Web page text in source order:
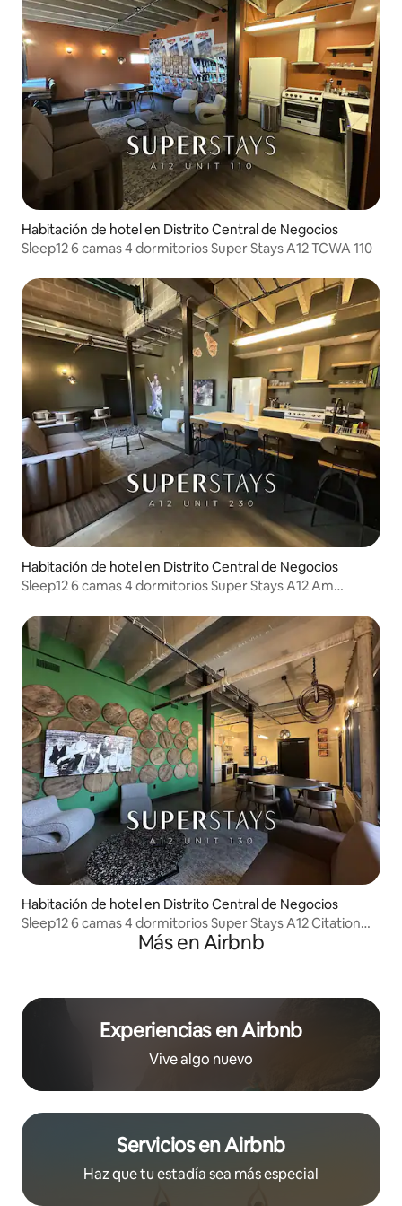
Habitación de hotel en Distrito Central de Negocios
Sleep12 6 camas 4 dormitorios Super Stays A12 TCWA 110
Habitación de hotel en Distrito Central de Negocios
Sleep12 6 camas 4 dormitorios Super Stays A12 Am
Habitación de hotel en Distrito Central de Negocios
Sleep12 6 camas 4 dormitorios Super Stays A12 Citation
Más en Airbnb
Experiencias en Airbnb
Vive algo nuevo
Servicios en Airbnb
Haz que tu estadía sea más especial